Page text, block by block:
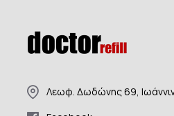
Λεωφ. Δωδώνης 69,